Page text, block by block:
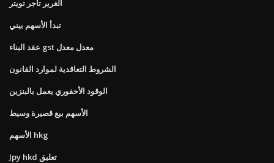
الغرير تاجر تويتر
تبدأ الأسهم بيني
عقد البناء gst معدل معدل
الشروط التعاقدية لموارد القانون
الوقود الأحفوري يعمل بالبنزين
الأسهم بيع قصيرة وسيط
الأسهم hkg
Jpy hkd تعليق